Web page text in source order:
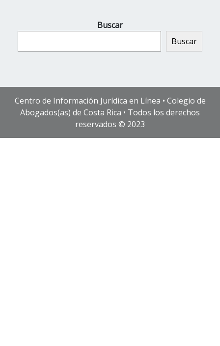
Buscar
Buscar
Centro de Información Jurídica en Línea • Colegio de
Abogados(as) de Costa Rica • Todos los derechos
reservados © 2023